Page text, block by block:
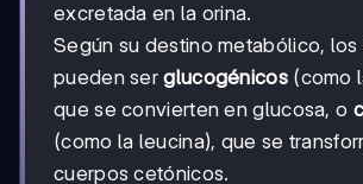
excretada en la orina.
Según su destino metabólico, los
pueden serglucogénicos(como
que se convierten en glucosa, o
(como la leucina), que se
cuerpos cetónicos.